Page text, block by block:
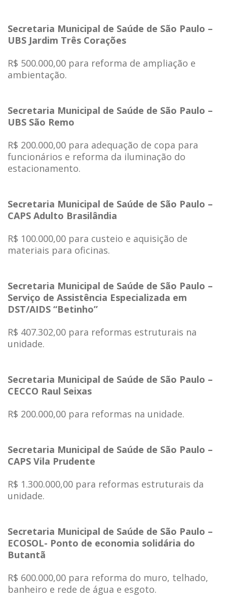
Secretaria Municipal de Saúde de São Paulo –
UBS Jardim Três Corações
R$ 500.000,00 para reforma de ampliação e
ambientação.
Secretaria Municipal de Saúde de São Paulo –
UBS São Remo
R$ 200.000,00 para adequação de copa para
funcionários e reforma da iluminação do
estacionamento.
Secretaria Municipal de Saúde de São Paulo –
CAPS Adulto Brasilândia
R$ 100.000,00 para custeio e aquisição de
materiais para oficinas.
Secretaria Municipal de Saúde de São Paulo –
Serviço de Assistência Especializada em
DST/AIDS “Betinho”
R$ 407.302,00 para reformas estruturais na
unidade.
Secretaria Municipal de Saúde de São Paulo –
CECCO Raul Seixas
R$ 200.000,00 para reformas na unidade.
Secretaria Municipal de Saúde de São Paulo –
CAPS Vila Prudente
R$ 1.300.000,00 para reformas estruturais da
unidade.
Secretaria Municipal de Saúde de São Paulo –
ECOSOL- Ponto de economia solidária do
Butantã
R$ 600.000,00 para reforma do muro, telhado,
banheiro e rede de água e esgoto.